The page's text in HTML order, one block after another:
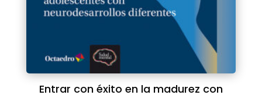
Entrar con éxito en la madurez con